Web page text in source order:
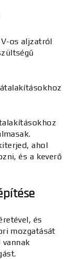
os aljzatról
ahol
és a keverő
és
mozgatását
vannak